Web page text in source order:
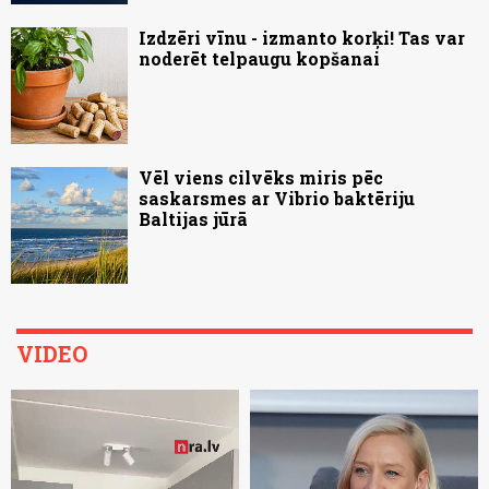
Izdzēri vīnu - izmanto korķi! Tas var
noderēt telpaugu kopšanai
Vēl viens cilvēks miris pēc
saskarsmes ar Vibrio baktēriju
Baltijas jūrā
VIDEO